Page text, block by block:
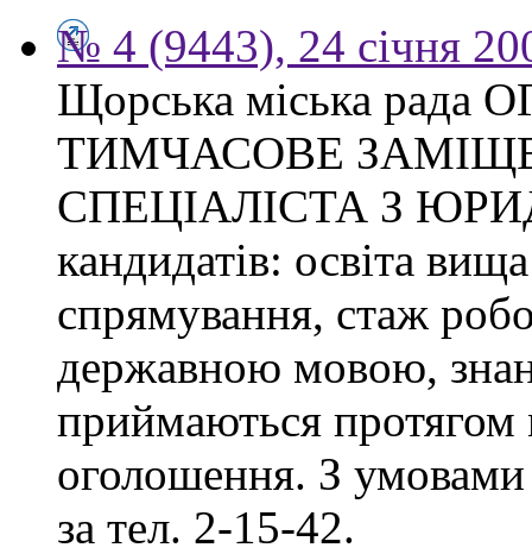
№ 4 (9443), 24 січня
Щорська міська
ТИМЧАСОВЕ
СПЕЦІАЛІСТА З
кандидатів: освіта
спрямування, стаж
державною мовою,
приймаються протягом
оголошення. З
за тел. 2-15-42.